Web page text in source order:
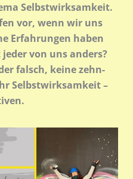
Selbstwirksamkeit.
vor, wenn wir uns
Erfahrungen haben
von uns anders?
falsch, keine zehn-
Selbstwirksamkeit –